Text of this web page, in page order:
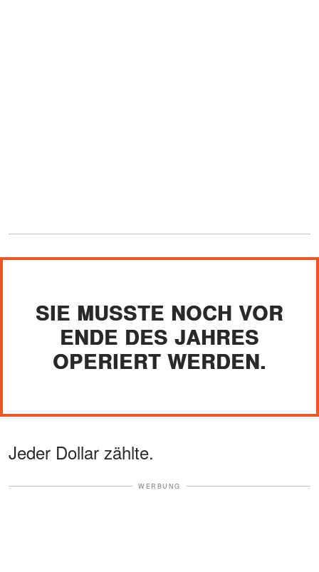
SIE MUSSTE NOCH VOR
ENDE DES JAHRES
OPERIERT WERDEN.
Jeder Dollar zählte.
WERBUNG